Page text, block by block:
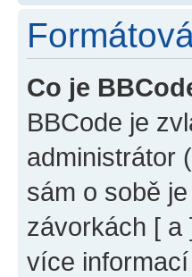
Co je
BBCode je
administrátor
sám o sobě
závorkách [
více